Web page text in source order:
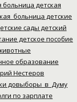
больница детская
детские
сады детский
детское пособие
образование
Нестеров
довыборы_в_Думу
по зарплате